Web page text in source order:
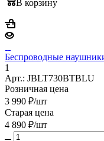
В корзину
Беспроводные
1
Арт.: JBLT730BTBLU
Розничная цена
3 990 ₽/шт
Старая цена
4 890 ₽/шт